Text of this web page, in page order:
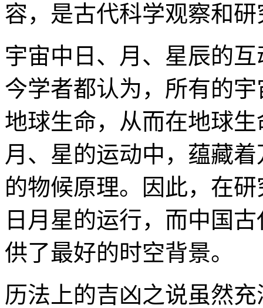
容，是古代科学观察和
宇宙中日、月、星辰的
今学者都认为，所有的
地球生命，从而在地球
月、星的运动中，蕴藏
的物候原理。因此，在
日月星的运行，而中国
供了最好的时空背景。
历法上的吉凶之说虽然